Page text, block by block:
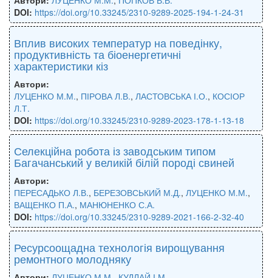
DOI: https://doi.org/10.33245/2310-9289-2025-194-1-24-31
Вплив високих температур на поведінку,
продуктивність та біоенергетичні
характеристики кіз
Автори:
ЛУЦЕНКО М.М., ПІРОВА Л.В., ЛАСТОВСЬКА І.О., КОСІОР
Л.Т.
DOI: https://doi.org/10.33245/2310-9289-2023-178-1-13-18
Селекційна робота із заводським типом
Багачанський у великій білій породі свиней
Автори:
ПЕРЕСАДЬКО Л.В., БЕРЕЗОВСЬКИЙ М.Д., ЛУЦЕНКО М.М.,
ВАЩЕНКО П.А., МАНЮНЕНКО С.А.
DOI: https://doi.org/10.33245/2310-9289-2021-166-2-32-40
Ресурсоощадна технологія вирощування
ремонтного молодняку